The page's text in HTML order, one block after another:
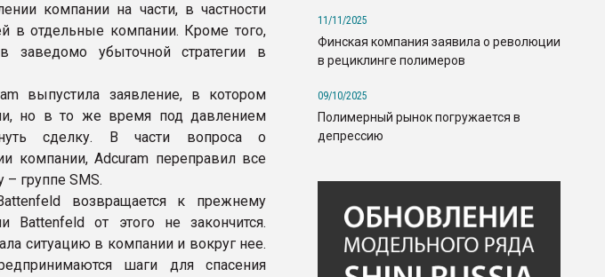
компании на части, в частности
в отдельные компании. Кроме того,
заведомо убыточной стратегии в
выпустила заявление, в котором
но в то же время под давлением
сделку. В части вопроса о
компании, Adcuram переправил все
группе SMS.
возвращается к прежнему
Battenfeld от этого не закончится.
ситуацию в компании и вокруг нее.
шаги для спасения
11/11/2025
Финская компания заявила о революции
в рециклинге полимеров
09/10/2025
Полимерный рынок погружается в
депрессию